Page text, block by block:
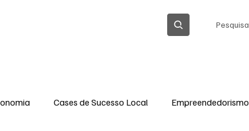
Pesquisa
Cases de Sucesso Local Empreendedorismo